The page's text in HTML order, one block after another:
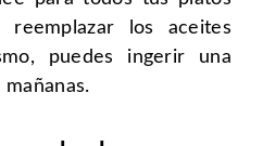
los aceites
puedes ingerir una